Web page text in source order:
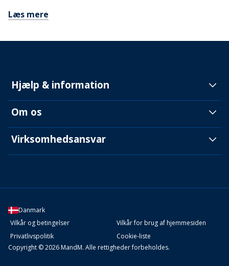
Læs mere
Hjælp & information
Om os
Virksomhedsansvar
Danmark
Vilkår og betingelser
Vilkår for brug af hjemmesiden
Privatlivspolitik
Cookie-liste
Copyright © 2026 MandM. Alle rettigheder forbeholdes.